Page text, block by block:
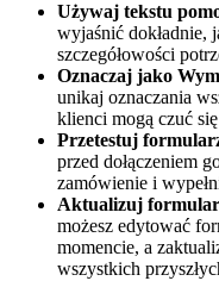
Używaj tekstu
wyjaśnić dokładnie,
szczegółowości
Oznaczaj jako
unikaj oznaczania
klienci mogą czuć
Przetestuj
przed dołączeniem
zamówienie i
Aktualizuj
możesz edytować
momencie, a
wszystkich